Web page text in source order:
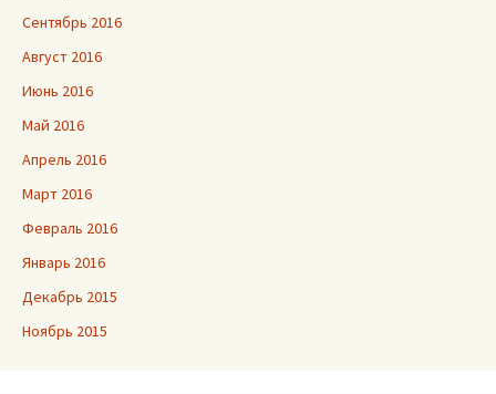
Сентябрь 2016
Август 2016
Июнь 2016
Май 2016
Апрель 2016
Март 2016
Февраль 2016
Январь 2016
Декабрь 2015
Ноябрь 2015